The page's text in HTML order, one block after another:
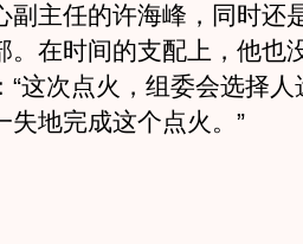
副主任的许海峰，同时还
。在时间的支配上，他也
“这次点火，组委会选择
失地完成这个点火。”